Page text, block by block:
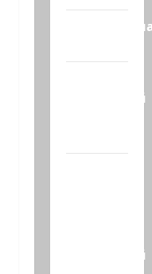
Котлярский
Ближний